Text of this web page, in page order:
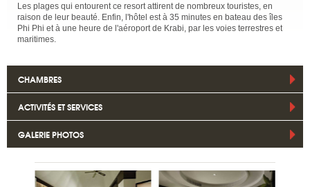
Les plages qui entourent ce resort attirent de nombreux touristes, en
raison de leur beauté. Enfin, l'hôtel est à 35 minutes en bateau des îles
Phi Phi et à une heure de l'aéroport de Krabi, par les voies terrestres et
maritimes.
CHAMBRES
ACTIVITÉS ET SERVICES
GALERIE PHOTOS